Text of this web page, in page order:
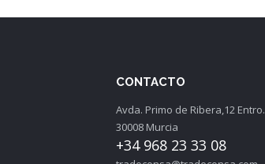
CONTACTO
Avda. Primo de Ribera,12 Entro.
30008 Murcia
+34 968 23 33 08